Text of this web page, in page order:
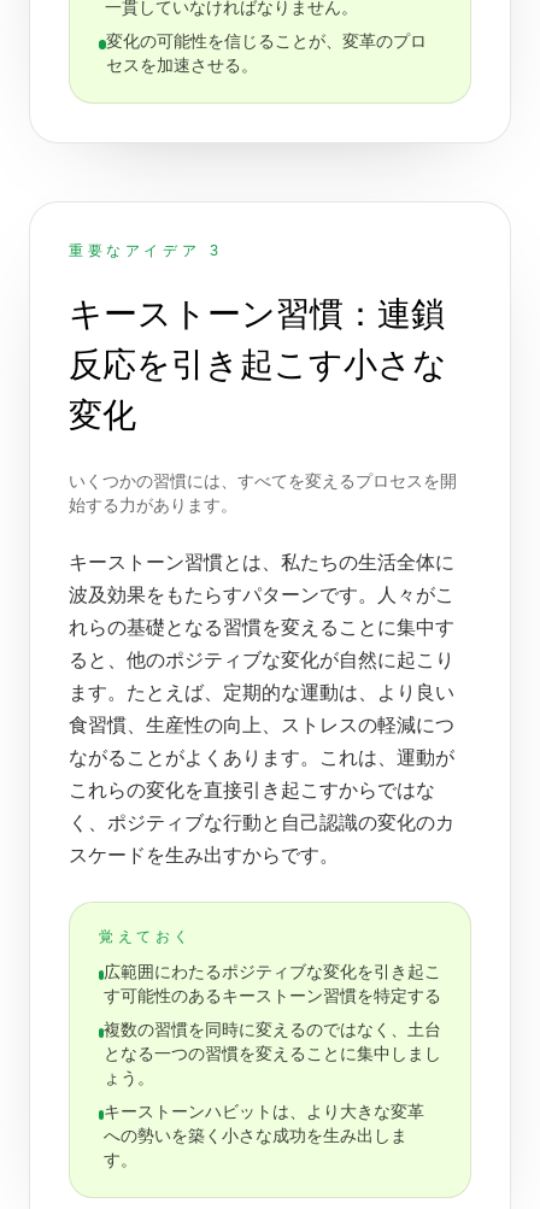
一貫していなければなりません。
変化の可能性を信じることが、変革のプロ
セスを加速させる。
重要なアイデア 3
キーストーン習慣：連鎖
反応を引き起こす小さな
変化
いくつかの習慣には、すべてを変えるプロセスを開
始する力があります。
キーストーン習慣とは、私たちの生活全体に
波及効果をもたらすパターンです。人々がこ
れらの基礎となる習慣を変えることに集中す
ると、他のポジティブな変化が自然に起こり
ます。たとえば、定期的な運動は、より良い
食習慣、生産性の向上、ストレスの軽減につ
ながることがよくあります。これは、運動が
これらの変化を直接引き起こすからではな
く、ポジティブな行動と自己認識の変化のカ
スケードを生み出すからです。
覚えておく
広範囲にわたるポジティブな変化を引き起こ
す可能性のあるキーストーン習慣を特定する
複数の習慣を同時に変えるのではなく、土台
となる一つの習慣を変えることに集中しまし
ょう。
キーストーンハビットは、より大きな変革
への勢いを築く小さな成功を生み出しま
す。